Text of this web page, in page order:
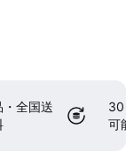
・全国送
30
可